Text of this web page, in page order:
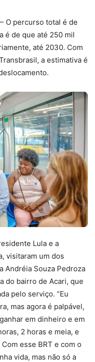
– O percurso total é de
é de que até 250 mil
até 2030. Com
a estimativa é
Lula e a
visitaram um dos
Andréia Souza Pedroza
do bairro de Acari, que
pelo serviço. “Eu
mas agora é palpável,
em dinheiro e em
2 horas e meia, e
esse BRT e com o
vida, mas não só a